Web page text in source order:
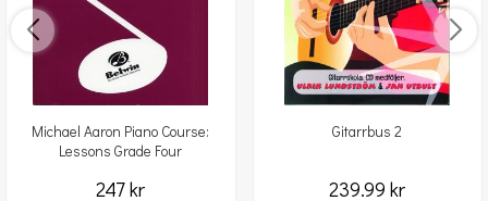
Michael Aaron Piano Course:
Lessons Grade Four
247 kr
Gitarrbus 2
239.99 kr